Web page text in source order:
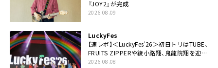
『JOY2』が完成
2026.08.09
LuckyFes
【速レポ】＜LuckyFes’26＞初日トリはTUBE、
FRUITS ZIPPERや綾小路翔、鬼龍院翔を迎え
た豪華コラボも「知ってたらぜひ一緒に歌っ
2026.08.08